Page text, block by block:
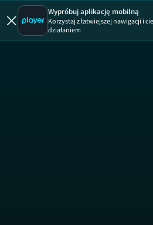
Wypróbuj aplikację mobilną
Korzystaj z łatwiejszej nawigacji i
działaniem